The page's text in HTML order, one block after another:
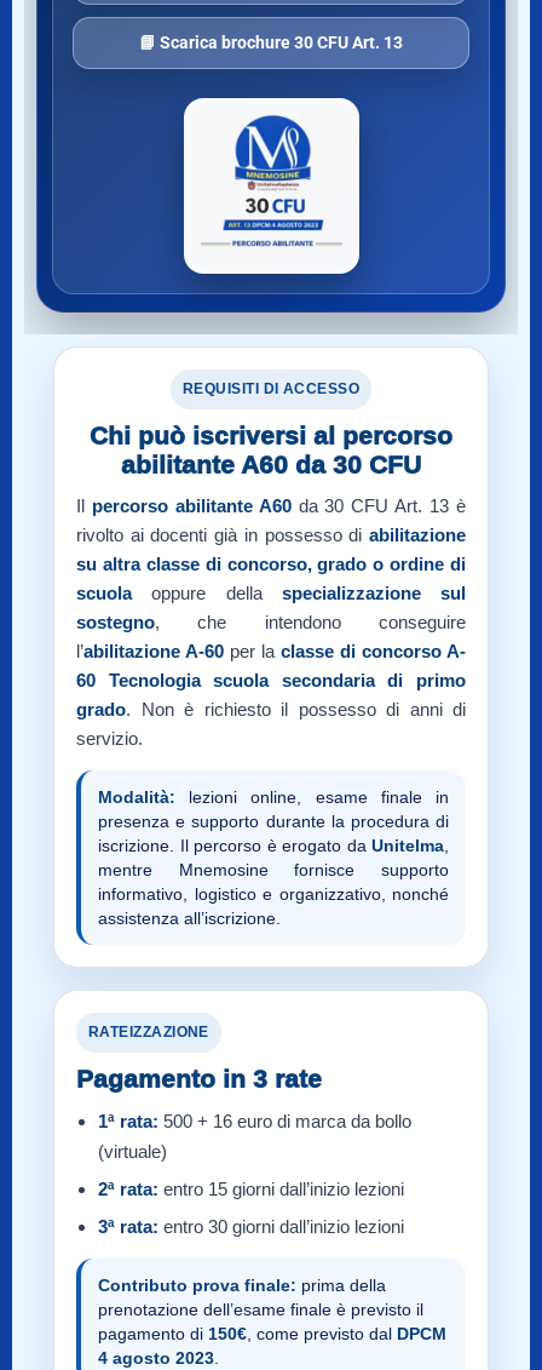
📘 Scarica brochure 30 CFU Art. 13
REQUISITI DI ACCESSO
Chi può iscriversi al percorso
abilitante A60 da 30 CFU
Il percorso abilitante A60da 30 CFU Art. 13 è
rivolto ai docenti già in possesso di abilitazione
su altra classe di concorso, grado o ordine di
scuolaoppure della specializzazione sul
sostegno, che intendono conseguire
l’abilitazione A-60 per la classe di concorso A-
60
Tecnologia scuola secondaria di primo
grado. Non è richiesto il possesso di anni di
servizio.
Modalità: lezioni online, esame finale in
presenza e supporto durante la procedura di
iscrizione. Il percorso è erogato da Unitelma
mentre Mnemosine fornisce supporto
informativo, logistico e organizzativo, nonché
assistenza all’iscrizione.
RATEIZZAZIONE
Pagamento in 3 rate
1ª rata: 500 + 16 euro di marca da bollo
(virtuale)
2ª rata: entro 15 giorni dall’inizio lezioni
3ª rata: entro 30 giorni dall’inizio lezioni
Contributo prova finale: prima della
prenotazione dell’esame finale è previsto il
pagamento di 150€ , come previsto dal DPCM
4 agosto 2023